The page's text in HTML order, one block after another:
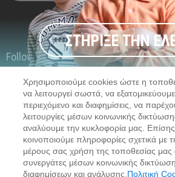
Follow us
© 2026 EUROTC S.A. -
Sitemap
Όροι Χρήσης
Ρυθμίσεις για τα cookies
ΣΤΗΡΙΞΕ ΤΗΝ
Τα Γενναία Παιδιά είναι
Στήριξε την ΕΛΕΠΑΠ για να
της στα παιδιά με
Μάθε την ιστορία τους και
επόμενα βήματα
Χρησιμοποιούμε cookies ώστε η
να λειτουργεί σωστά, να εξατομικεύουμε
περιεχόμενο και διαφημίσεις, να
λειτουργίες μέσων κοινωνικής
αναλύουμε την κυκλοφορία μας. Επίσης,
κοινοποιούμε πληροφορίες σχετικά με
μέρους σας χρήση της τοποθεσίας μας
συνεργάτες μέσων κοινωνικής
διαφημίσεων και ανάλυσης. Πολιτική